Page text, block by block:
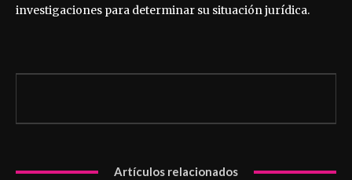
investigaciones para determinar su situación jurídica.
Artículos relacionados